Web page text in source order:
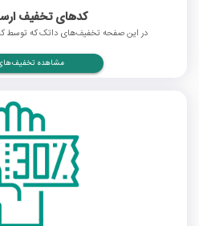
کدهای تخفیف
در این صفحه تخفیف‌های داتک که توسط
مشاهده تخفیف‌های